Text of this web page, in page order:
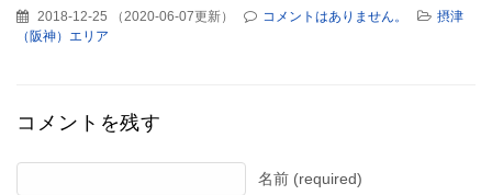
2018-12-25 （ 2020-06-07更新） コメントはありません。
摂津
（阪神）エリア
コメントを残す
名前 (required)